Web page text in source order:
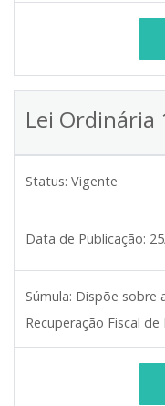
Lei Ordinária
Status: Vigente
Data de Publicação:
Súmula: Dispõe sobre
Recuperação Fiscal